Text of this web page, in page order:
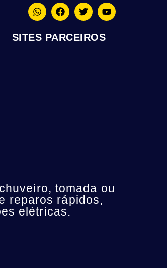
SITES PARCEIROS
tomada ou
reparos rápidos,
elétricas.